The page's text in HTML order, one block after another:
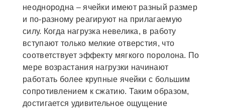
неоднородна – ячейки имеют разный размер
и по-разному реагируют на прилагаемую
силу. Когда нагрузка невелика, в работу
вступают только мелкие отверстия, что
соответствует эффекту мягкого поролона. По
мере возрастания нагрузки начинают
работать более крупные ячейки с большим
сопротивлением к сжатию. Таким образом,
достигается удивительное ощущение